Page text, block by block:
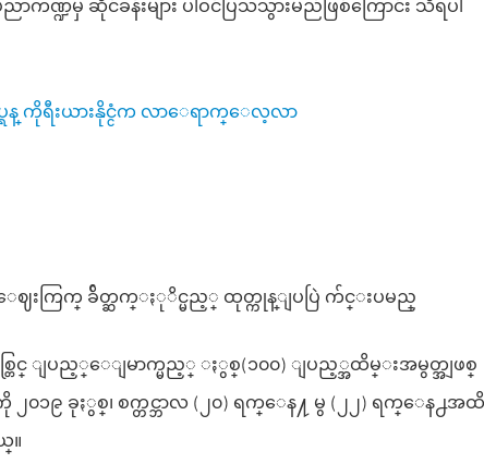
ဍမှ ဆိုင်ခန်းများ ပါဝင်ပြသသွားမည်ဖြစ်ကြောင်း သိရပါ
န္ ကိုရီးယားနိုင္ငံက လာေရာက္ေလ့လာ
ဈးကြက္ ခ်ိတ္ဆက္ႏုိင္မည့္ ထုတ္ကုန္ျပပြဲ က်င္းပမည္
ခုႏွစ္တြင္ ျပည့္ေျမာက္မည့္ ႏွစ္(၁၀၀) ျပည့္အထိမ္းအမွတ္အျဖစ္
ကို ၂၀၁၉ ခုႏွစ္၊ စက္တင္ဘာလ (၂၀) ရက္ေန႔ မွ (၂၂) ရက္ေန႕အထိ
။